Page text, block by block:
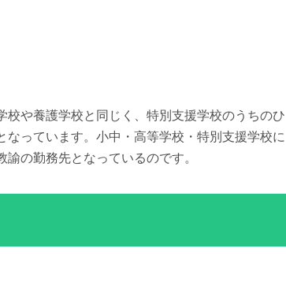
や養護学校と同じく、特別支援学校のうちのひ
っています。小中・高等学校・特別支援学校に
の勤務先となっているのです。